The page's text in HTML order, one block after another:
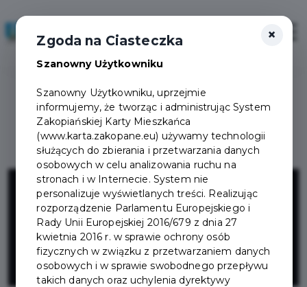
PARTY SZOP
JOLANTA
RYCHTARCZYK
×
Zgoda na Ciasteczka
Szanowny Użytkowniku
Szanowny Użytkowniku, uprzejmie
informujemy, że tworząc i administrując System
Zakopiańskiej Karty Mieszkańca
(www.karta.zakopane.eu) używamy technologii
służących do zbierania i przetwarzania danych
osobowych w celu analizowania ruchu na
stronach i w Internecie. System nie
personalizuje wyświetlanych treści. Realizując
rozporządzenie Parlamentu Europejskiego i
Rady Unii Europejskiej 2016/679 z dnia 27
kwietnia 2016 r. w sprawie ochrony osób
fizycznych w związku z przetwarzaniem danych
osobowych i w sprawie swobodnego przepływu
takich danych oraz uchylenia dyrektywy